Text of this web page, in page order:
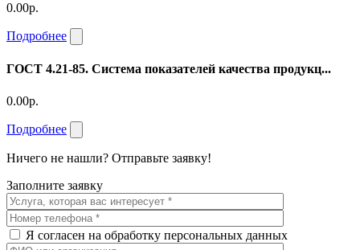
0.00р.
Подробнее
ГОСТ 4.21-85. Система показателей качества продукц...
0.00р.
Подробнее
Ничего не нашли? Отправьте заявку!
Заполните заявку
Я согласен на обработку персональных данных